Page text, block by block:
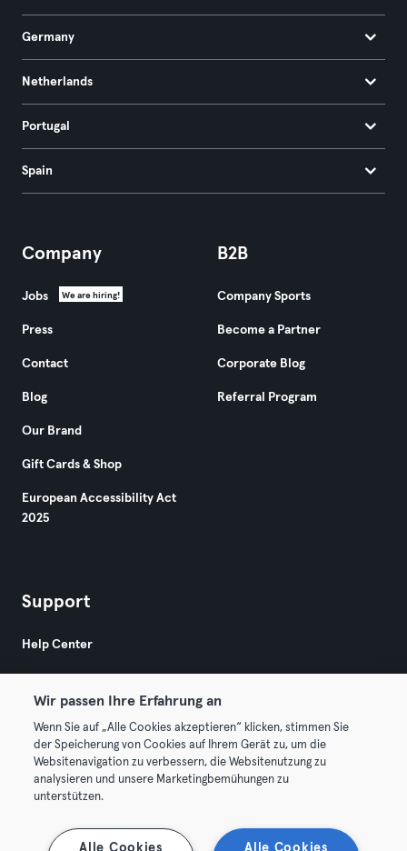
Germany
Netherlands
Portugal
Spain
Company
Jobs We are hiring!
Press
Contact
Blog
Our Brand
Gift Cards & Shop
European Accessibility Act
2025
B2B
Company Sports
Become a Partner
Corporate Blog
Referral Program
Support
Help Center
© 2026 Urban Sports Group GmbH. All rights reserved.
Terms & Conditions
Terminate contracts here Withdraw contracts here
Wir passen Ihre Erfahrung an
Wenn Sie auf „Alle Cookies akzeptieren“ klicken, stimmen Sie
der Speicherung von Cookies auf Ihrem Gerät zu, um die
Websitenavigation zu verbessern, die Websitenutzung zu
analysieren und unsere Marketingbemühungen zu
unterstützen.
Alle Cookies
Alle Cookies